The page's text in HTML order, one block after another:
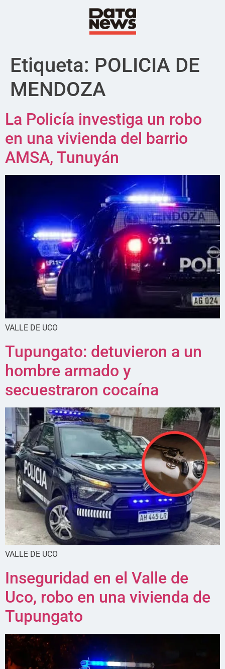
Etiqueta: POLICIA DE
MENDOZA
La Policía investiga un robo
en una vivienda del barrio
AMSA, Tunuyán
VALLE DE UCO
Tupungato: detuvieron a un
hombre armado y
secuestraron cocaína
VALLE DE UCO
Inseguridad en el Valle de
Uco, robo en una vivienda de
Tupungato